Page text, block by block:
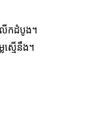
ើកដំបូង។
ស្មើនឹង។